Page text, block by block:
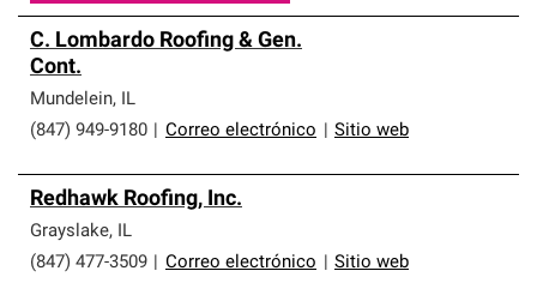
C. Lombardo Roofing & Gen.
Cont.
Mundelein, IL
(847) 949-9180
Correo electrónico Sitio web
Redhawk Roofing, Inc.
Grayslake, IL
(847) 477-3509
Correo electrónico Sitio web